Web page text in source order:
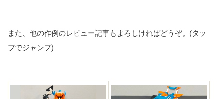
また、他の作例のレビュー記事もよろしければどうぞ。(タッ
プでジャンプ)